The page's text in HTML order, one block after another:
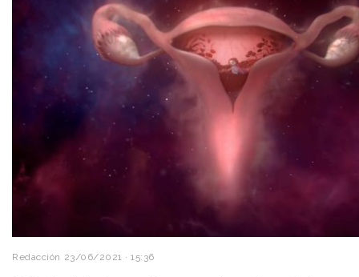
Redacción 23/06/2021 · 15:36